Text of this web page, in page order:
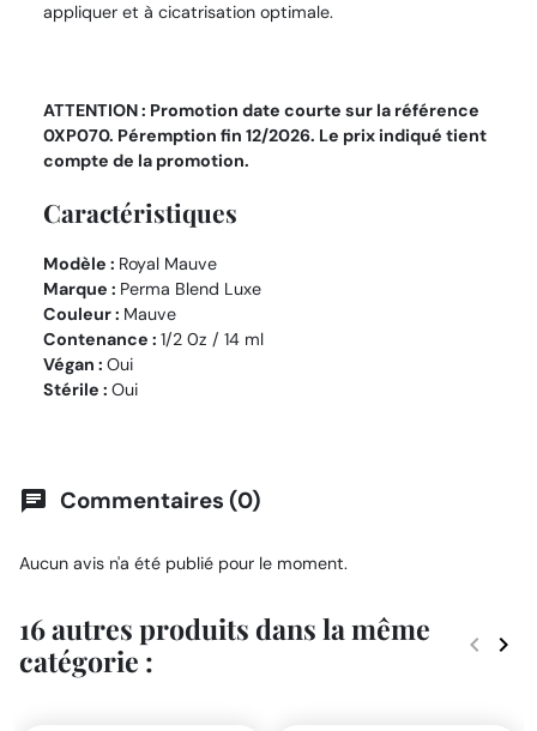
appliquer et à cicatrisation optimale.
ATTENTION : Promotion date courte sur la référence
0XP070. Péremption fin 12/2026. Le prix indiqué tient
compte de la promotion.
Caractéristiques
Modèle : Royal Mauve
Marque : Perma Blend Luxe
Couleur : Mauve
Contenance : 1/2 0z / 14 ml
Végan : Oui
Stérile : Oui
chat Commentaires (0)
Aucun avis n'a été publié pour le moment.
16 autres produits dans la même
catégorie :
keyboard_arrow_left keyboard_arrow_right